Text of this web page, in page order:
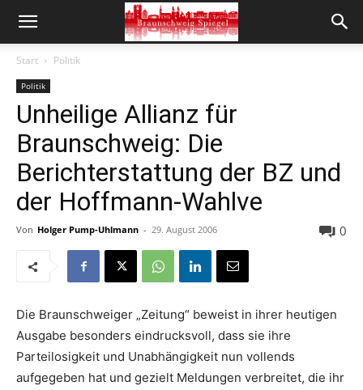
Start Politik
Politik
Unheilige Allianz für
Braunschweig: Die
Berichterstattung der BZ und
der Hoffmann-Wahlve
Von Holger Pump-Uhlmann - 29. August 2006 0
Die Braunschweiger „Zeitung“ beweist in ihrer heutigen
Ausgabe besonders eindrucksvoll, dass sie ihre
Parteilosigkeit und Unabhängigkeit nun vollends
aufgegeben hat und gezielt Meldungen verbreitet, die ihr